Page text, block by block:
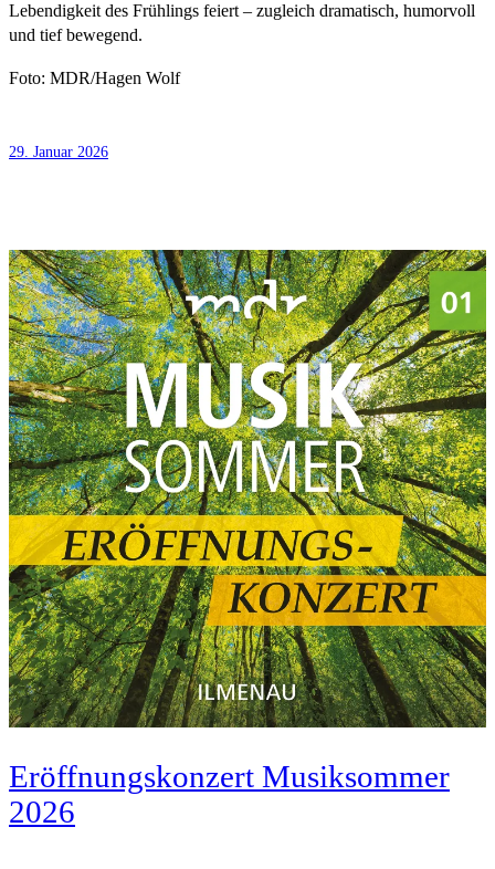
Lebendigkeit des Frühlings feiert – zugleich dramatisch, humorvoll
und tief bewegend.
Foto: MDR/Hagen Wolf
29. Januar 2026
Eröffnungskonzert Musiksommer
2026